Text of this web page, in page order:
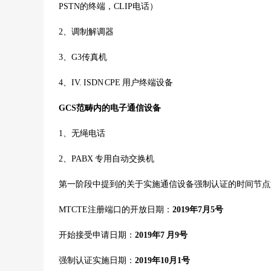
PSTN的终端，CLIP电话）
2、调制解调器
3、G3传真机
4、IV. ISDN CPE 用户终端设备
GCS范畴内的电子通信设备
1、无绳电话
2、PABX 专用自动交换机
第一阶段中提到的关于实施通信设备强制认证的时间节
MTCTE注册端口的开放日期： 2019年7月5号
开始接受申请日期： 2019年7 月9号
强制认证实施日期： 2019年10月1号